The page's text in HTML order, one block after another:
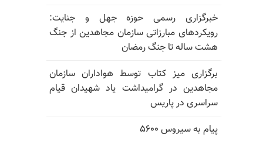
خبرگزاری رسمی حوزه جهل و جنایت:
رویکردهای مبارزاتی سازمان مجاهدین از جنگ
هشت ساله تا جنگ رمضان
برگزاری میز کتاب توسط هواداران سازمان
مجاهدین در گرامیداشت یاد شهیدان قیام
سراسری در پاریس
پیام به سیروس ۵۶۰۰